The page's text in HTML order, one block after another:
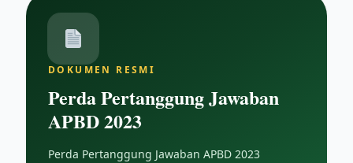
DOKUMEN RESMI
Perda Pertanggung Jawaban
APBD 2023
Perda Pertanggung Jawaban APBD 2023